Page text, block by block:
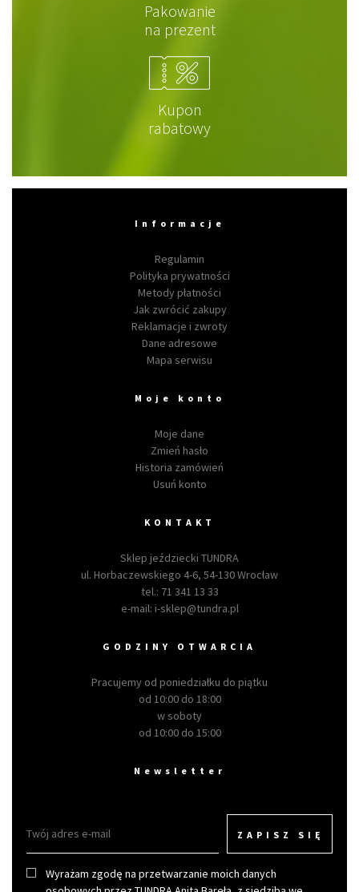
Pakowanie
na prezent
Kupon
rabatowy
Informacje
Regulamin
Polityka prywatności
Metody płatności
Jak zwrócić zakupy
Reklamacje i zwroty
Dane adresowe
Mapa serwisu
Moje konto
Moje dane
Zmień hasło
Historia zamówień
Usuń konto
KONTAKT
Sklep jeździecki TUNDRA
ul. Horbaczewskiego 4-6, 54-130 Wrocław
tel.: 71 341 13 33
e-mail: i-sklep@tundra.pl
GODZINY OTWARCIA
Pracujemy od poniedziałku do piątku
od 10:00 do 18:00
w soboty
od 10:00 do 15:00
Newsletter
ZAPISZ SIĘ
Wyrażam zgodę na przetwarzanie moich danych